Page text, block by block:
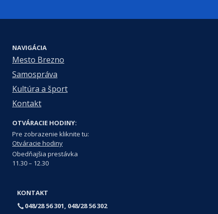
NAVIGÁCIA
Mesto Brezno
Samospráva
Kultúra a šport
Kontakt
OTVÁRACIE HODINY:
Pre zobrazenie kliknite tu:
Otváracie hodiny
Obedňajšia prestávka
11.30 – 12.30
KONTAKT
048/28 56 301, 048/28 56 302